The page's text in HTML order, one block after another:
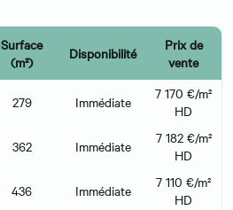
Surface
(m²)
Disponibilité
Prix de
vente
279 Immédiate
7 170 €/m²
HD
362 Immédiate
7 182 €/m²
HD
436 Immédiate
7 110 €/m²
HD